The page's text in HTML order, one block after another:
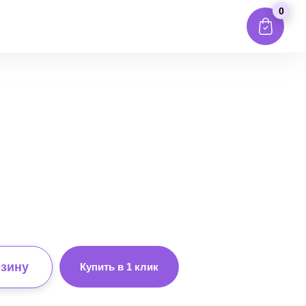
0
Купить в 1 клик